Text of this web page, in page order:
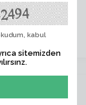
kabul
sitemizden